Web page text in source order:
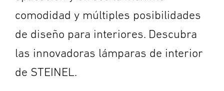
comodidad y múltiples posibilidades
de diseño para interiores. Descubra
las innovadoras lámparas de interior
de STEINEL.